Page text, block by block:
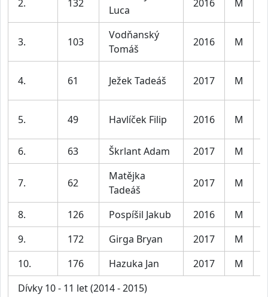
2. 132
Luca
2016 M
3. 103
Vodňanský
Tomáš
2016 M
4. 61 Ježek Tadeáš 2017 M
5. 49 Havlíček Filip 2016 M
6. 63 Škrlant Adam 2017 M
7. 62
Matějka
Tadeáš
2017 M
8. 126 Pospíšil Jakub 2016 M
9.
172 Girga Bryan 2017 M
10.
176 Hazuka Jan 2017 M
Dívky 10 - 11 let (2014 - 2015)